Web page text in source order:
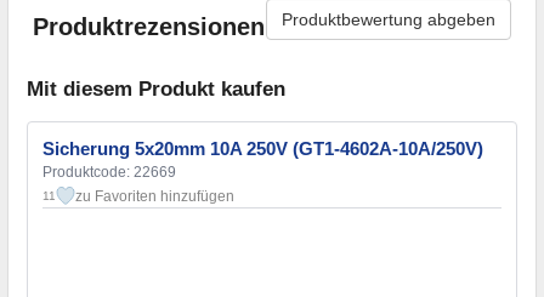
Produktrezensionen Produktbewertung abgeben
Mit diesem Produkt kaufen
Sicherung 5x20mm 10A 250V (GT1-4602A-10A/250V)
Produktcode: 22669
11 zu Favoriten hinzufügen